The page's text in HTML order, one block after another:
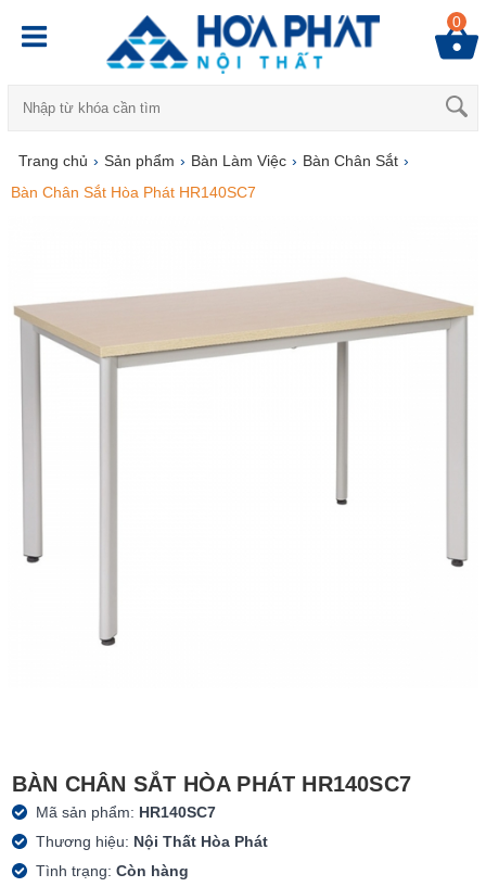
0
Trang chủ › Sản phẩm › Bàn Làm Việc › Bàn Chân Sắt ›
Bàn Chân Sắt Hòa Phát HR140SC7
BÀN CHÂN SẮT HÒA PHÁT HR140SC7
Mã sản phẩm: HR140SC7
Thương hiệu: Nội Thất Hòa Phát
Tình trạng:Còn hàng